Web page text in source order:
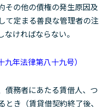
その他の債権の発生原因及
て定まる善良な管理者の注
ければならない。
年法律第八十九号）
債務者にあたる賃借人、つ
き（賃貸借契約終了後、